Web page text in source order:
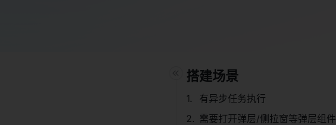
搭建场景
有异步任务执行
需要打开弹层/侧拉窗等弹层组件